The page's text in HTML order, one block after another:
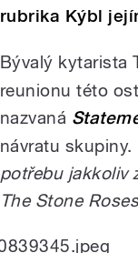
rubrika Kýbl
Bývalý kytarista
reunionu této
nazvaná
návratu
potřebu jakkoliv
The Stone